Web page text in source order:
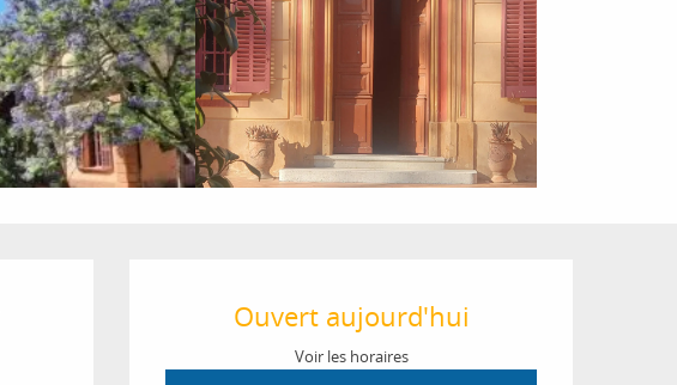
Ouverture et
Ouvert aujourd'hui
Voir les horaires